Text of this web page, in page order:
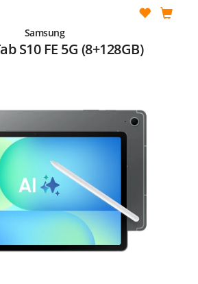
Samsung
S10 FE 5G (8+128GB)